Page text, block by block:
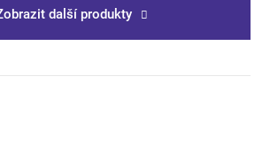
další produkty